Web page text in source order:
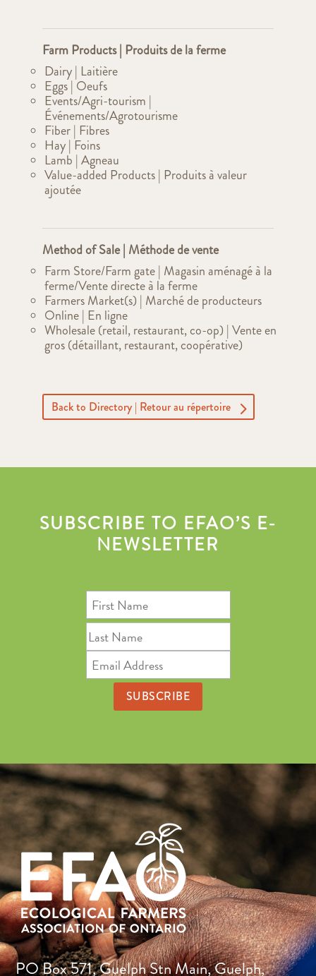
Farm Products | Produits de la ferme
Dairy | Laitière
Eggs | Oeufs
Events/Agri-tourism |
Événements/Agrotourisme
Fiber | Fibres
Hay | Foins
Lamb | Agneau
Value-added Products | Produits à valeur
ajoutée
Method of Sale | Méthode de vente
Farm Store/Farm gate | Magasin aménagé à la
ferme/Vente directe à la ferme
Farmers Market(s) | Marché de producteurs
Online | En ligne
Wholesale (retail, restaurant, co-op) | Vente en
gros (détaillant, restaurant, coopérative)
Back to Directory | Retour au répertoire
SUBSCRIBE TO EFAO’S E-
NEWSLETTER
PO Box 571, Guelph Stn Main, Guelph,